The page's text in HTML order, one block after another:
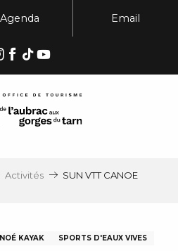
Agenda Email
Activités SUN VTT CANOE
KAYAK SPORTS D'EAUX VIVES